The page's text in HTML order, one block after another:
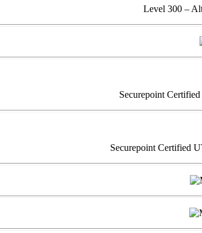
Level 300 –
Securepoint
Securepoint Certified